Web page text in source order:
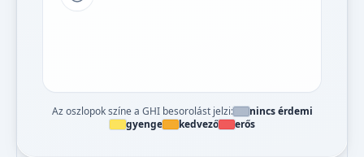
Az oszlopok színe a GHI besorolást jelzi:
nincs érdemi
gyenge
kedvező erős